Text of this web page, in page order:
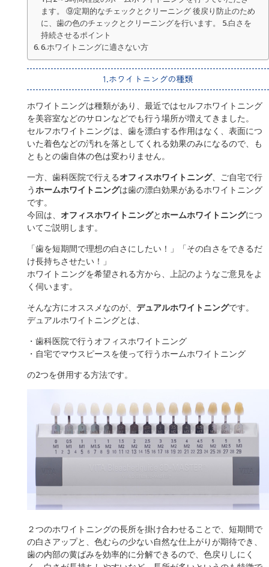
ます。 ⑨定期的なチェックとクリーニング 後戻り防止のため
に、歯の色のチェックとクリーニングを行います。 5.白さを
持続させるポイント
6.ホワイトニングに適さない方
1.ホワイトニングの種類
ホワイトニングは種類があり、最近ではセルフホワイトニング
を美容室などのサロンなどでも行う場所が増えてきました。
セルフホワイトニングは、歯を漂白する作用はなく、表面につ
いた着色などの汚れを落としてくれる効果のみになるので、も
ともとの歯自体の色は変わりません。
一方、歯科医院で行えるオフィスホワイトニング、ご自宅で行
うホームホワイトニングは歯の漂白効果があるホワイトニング
です。
今回は、 オフィスホワイトニングとホームホワイトニングにつ
いてご説明します。
「歯を短期間で理想の白さにしたい！」「その白さをできるだ
け長持ちさせたい！」
ホワイトニングを希望される方から、上記のようなご意見をよ
く伺います。
そんな方にオススメなのが、 デュアルホワイトニングです。
デュアルホワイトニングとは、
・歯科医院で行うオフィスホワイトニング
・自宅でマウスピースを使って行うホームホワイトニング
の2つを併用する方法です。
２つのホワイトニングの長所を掛け合わせることで、短期間で
の白さアップと、色むらの少ない自然な仕上がりが期待でき、
歯の内部の黄ばみを効率的に分解できるので、色戻りしにく